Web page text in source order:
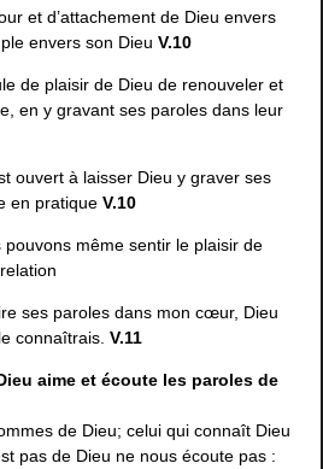
et d’attachement de Dieu envers
envers son DieuV.10
de plaisir de Dieu de renouveler et
en y gravant ses paroles dans leur
ouvert à laisser Dieu y graver ses
en pratiqueV.10
même sentir le plaisir de
ses paroles dans mon cœur, Dieu
connaîtrais.V.11
aime et écoute les paroles de
de Dieu; celui qui connaît Dieu
pas de Dieu ne nous écoute pas :